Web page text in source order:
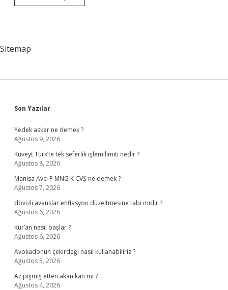
Nedir
Sitemap
Sidebar
Son Yazılar
Yedek asker ne demek ?
Ağustos 9, 2026
Kuveyt Türk’te tek seferlik işlem limiti nedir ?
Ağustos 8, 2026
Manisa Avcı P MNG K ÇVŞ ne demek ?
Ağustos 7, 2026
dövizli avanslar enflasyon düzeltmesine tabi midir ?
Ağustos 6, 2026
Kur’an nasıl başlar ?
Ağustos 6, 2026
Avokadonun çekirdeği nasıl kullanabiliriz ?
Ağustos 5, 2026
Az pişmiş etten akan kan mı ?
Ağustos 4, 2026